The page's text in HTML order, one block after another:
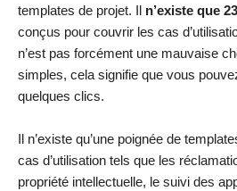
templates de projet. Il n’existe que
conçus pour couvrir les cas
n’est pas forcément une mauvaise
simples, cela signifie que vous
quelques clics.
Il n’existe qu’une poignée de
cas d’utilisation tels que les
propriété intellectuelle, le suivi des